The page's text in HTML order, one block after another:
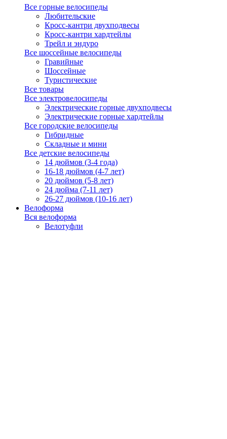
Все горные велосипеды
Любительские
Кросс-кантри двухподвесы
Кросс-кантри хардтейлы
Трейл и эндуро
Все шоссейные велосипеды
Гравийные
Шоссейные
Туристические
Все товары
Все электровелосипеды
Электрические горные двухподвесы
Электрические горные хардтейлы
Все городские велосипеды
Гибридные
Складные и мини
Все детские велосипеды
14 дюймов (3-4 года)
16-18 дюймов (4-7 лет)
20 дюймов (5-8 лет)
24 дюйма (7-11 лет)
26-27 дюймов (10-16 лет)
Велоформа
Вся велоформа
Велотуфли